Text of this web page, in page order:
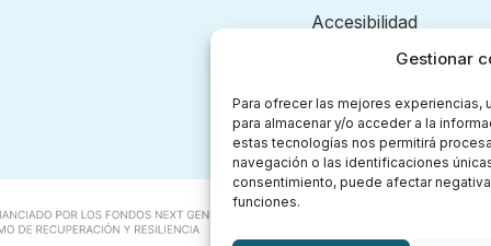
Gestionar
Para ofrecer las mejores
para almacenar y/o acceder a la
estas tecnologías nos permitirá
navegación o las identificaciones
consentimiento, puede afectar
funciones.
Accesibilidad